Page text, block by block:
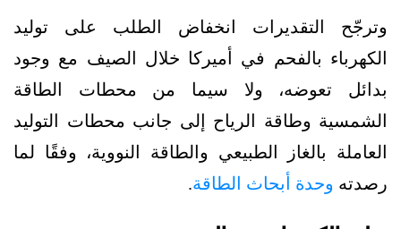
وترجّح التقديرات انخفاض الطلب على توليد
الكهرباء بالفحم في أميركا خلال الصيف مع وجود
بدائل تعوضه، ولا سيما من محطات الطاقة
الشمسية وطاقة الرياح إلى جانب محطات التوليد
العاملة بالغاز الطبيعي والطاقة النووية، وفقًا لما
رصدته وحدة أبحاث الطاقة.